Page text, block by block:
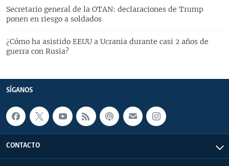
Secretario general de la OTAN: declaraciones de Trump
ponen en riesgo a soldados
¿Cómo ha asistido EEUU a Ucrania durante casi 2 años de
guerra con Rusia?
SÍGANOS
CONTACTO